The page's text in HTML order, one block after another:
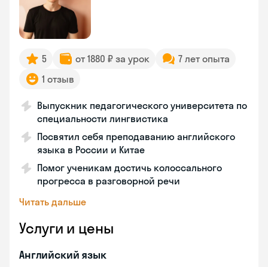
5 от 1880 ₽ за урок
7 лет опыта
1 отзыв
Выпускник педагогического университета по
специальности лингвистика
Посвятил себя преподаванию английского
языка в России и Китае
Помог ученикам достичь колоссального
прогресса в разговорной речи
Читать дальше
Услуги и цены
Английский язык